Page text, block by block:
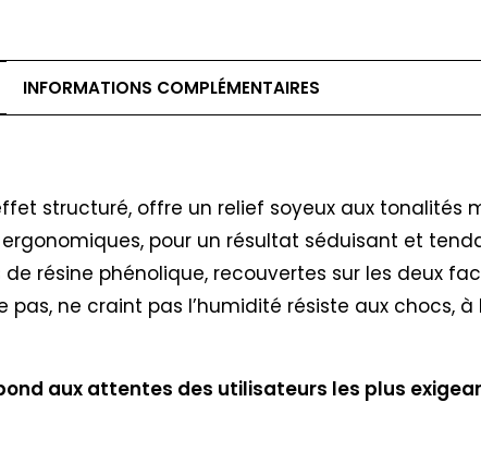
INFORMATIONS COMPLÉMENTAIRES
structuré, offre un relief soyeux aux tonalités
pour un résultat séduisant et
résine phénolique, recouvertes sur les deux
ne craint pas l’humidité résiste aux chocs,
aux attentes des utilisateurs les plus